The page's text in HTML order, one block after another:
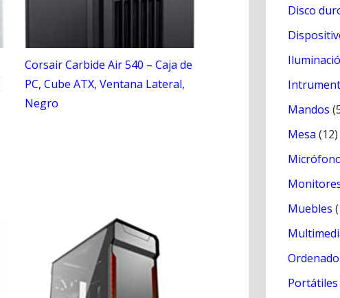
Corsair Carbide Air 540 – Caja de
PC, Cube ATX, Ventana Lateral,
Negro
Disco
Mandos
Mesa (12)
Muebles
Portátiles